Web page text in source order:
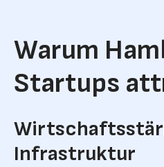
Warum
Startups
Infrastruktur